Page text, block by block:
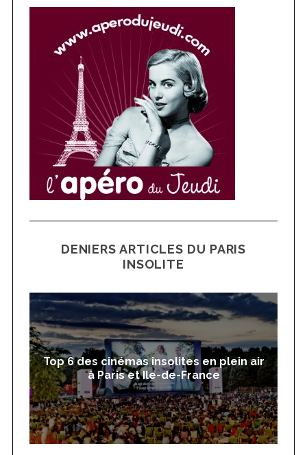
DENIERS ARTICLES DU PARIS
INSOLITE
Top 6 des cinémas insolites en plein air
à Paris et Ile-de-France